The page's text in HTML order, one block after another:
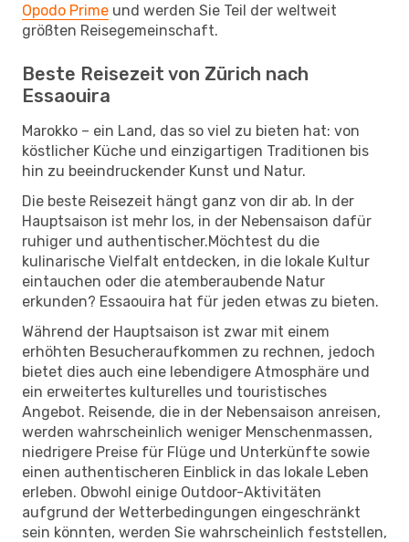
Opodo Prime und werden Sie Teil der weltweit
größten Reisegemeinschaft.
Beste Reisezeit von Zürich nach
Essaouira
Marokko – ein Land, das so viel zu bieten hat: von
köstlicher Küche und einzigartigen Traditionen bis
hin zu beeindruckender Kunst und Natur.
Die beste Reisezeit hängt ganz von dir ab. In der
Hauptsaison ist mehr los, in der Nebensaison dafür
ruhiger und authentischer.Möchtest du die
kulinarische Vielfalt entdecken, in die lokale Kultur
eintauchen oder die atemberaubende Natur
erkunden? Essaouira hat für jeden etwas zu bieten.
Während der Hauptsaison ist zwar mit einem
erhöhten Besucheraufkommen zu rechnen, jedoch
bietet dies auch eine lebendigere Atmosphäre und
ein erweitertes kulturelles und touristisches
Angebot. Reisende, die in der Nebensaison anreisen,
werden wahrscheinlich weniger Menschenmassen,
niedrigere Preise für Flüge und Unterkünfte sowie
einen authentischeren Einblick in das lokale Leben
erleben. Obwohl einige Outdoor-Aktivitäten
aufgrund der Wetterbedingungen eingeschränkt
sein könnten, werden Sie wahrscheinlich feststellen,